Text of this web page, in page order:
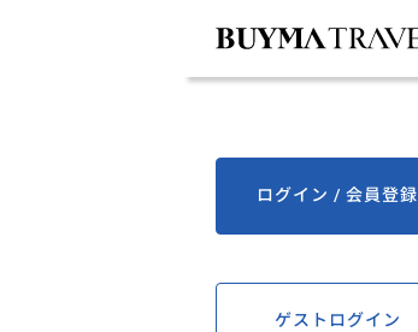
ログイン / 会員登録
ゲストログイン